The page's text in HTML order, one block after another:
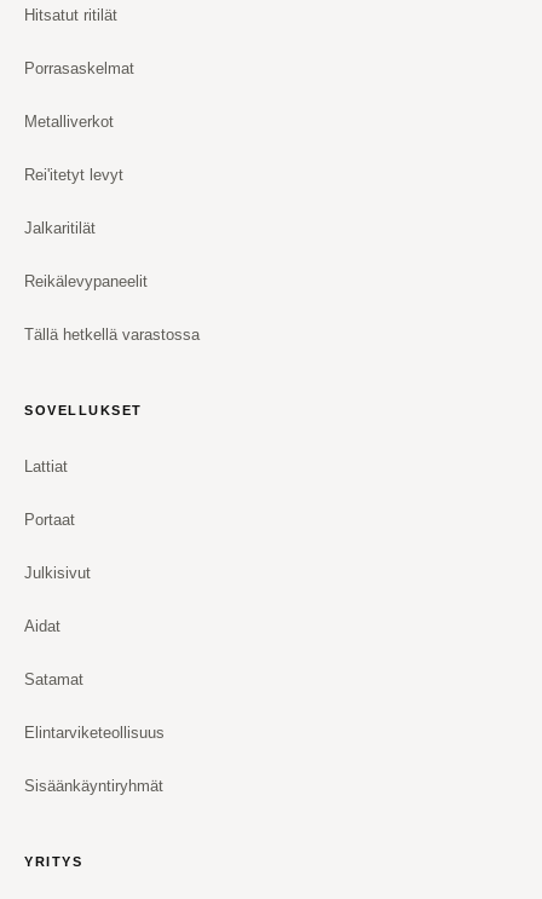
Hitsatut ritilät
Porrasaskelmat
Metalliverkot
Rei'itetyt levyt
Jalkaritilät
Reikälevypaneelit
Tällä hetkellä varastossa
SOVELLUKSET
Lattiat
Portaat
Julkisivut
Aidat
Satamat
Elintarviketeollisuus
Sisäänkäyntiryhmät
YRITYS